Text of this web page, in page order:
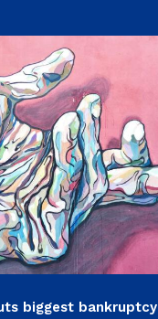
biggest bankruptcy